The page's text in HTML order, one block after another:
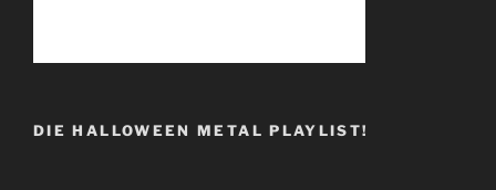
DIE HALLOWEEN METAL PLAYLIST!